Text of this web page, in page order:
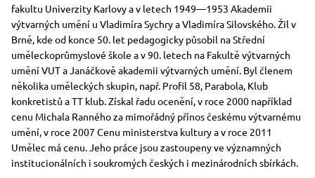
fakultu Univerzity Karlovy a v letech 1949—1953 Akademii
výtvarných umění u Vladimíra Sychry a Vladimíra Silovského. Žil v
Brně, kde od konce 50. let pedagogicky působil na Střední
uměleckoprůmyslové škole a v 90. letech na Fakultě výtvarných
umění VUT a Janáčkově akademii výtvarných umění. Byl členem
několika uměleckých skupin, např. Profil 58, Parabola, Klub
konkretistů a TT klub. Získal řadu ocenění, v roce 2000 například
cenu Michala Ranného za mimořádný přínos českému výtvarnému
umění, v roce 2007 Cenu ministerstva kultury a v roce 2011
Umělec má cenu. Jeho práce jsou zastoupeny ve významných
institucionálních i soukromých českých i mezinárodních sbírkách.